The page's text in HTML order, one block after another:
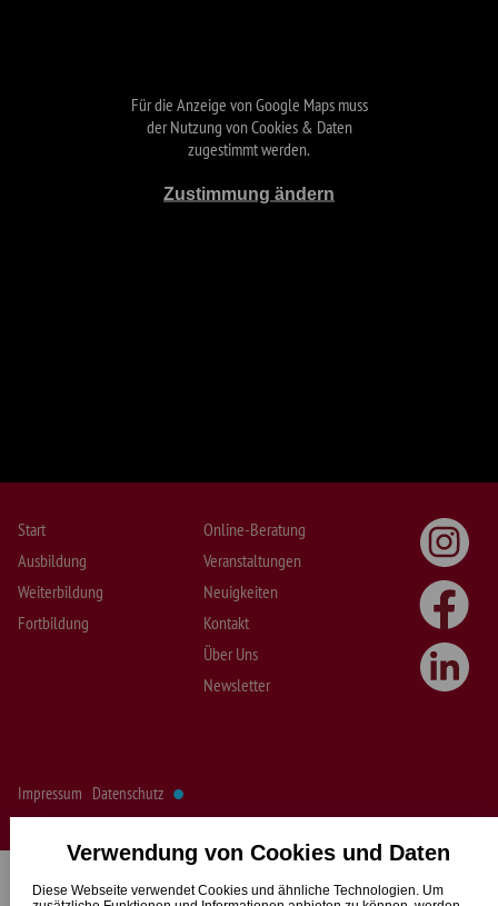
Für die Anzeige von Google Maps muss
der Nutzung von Cookies & Daten
zugestimmt werden.
Zustimmung ändern
Start
Ausbildung
Weiterbildung
Fortbildung
Online-Beratung
Veranstaltungen
Neuigkeiten
Kontakt
Über Uns
Newsletter
Impressum Datenschutz •
Verwendung von Cookies und Daten
Diese Webseite verwendet Cookies und ähnliche Technologien. Um